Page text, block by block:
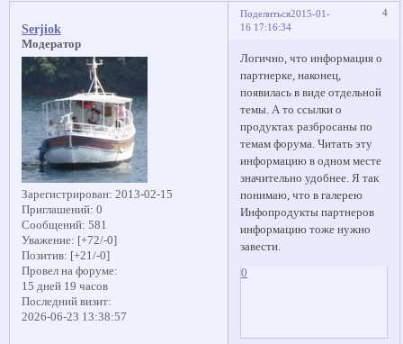
Поделиться 4
2015-01-
16 17:16:34
Serjiok
Модератор
Зарегистрирован: 2013-02-15
Приглашений: 0
Сообщений: 581
Уважение: [+72/-0]
Позитив: [+21/-0]
Провел на форуме:
15 дней 19 часов
Последний визит:
2026-06-23 13:38:57
Логично, что информация о
партнерке, наконец,
появилась в виде отдельной
темы. А то ссылки о
продуктах разбросаны по
темам форума. Читать эту
информацию в одном месте
значительно удобнее. Я так
понимаю, что в галерею
Инфопродукты партнеров
информацию тоже нужно
завести.
0